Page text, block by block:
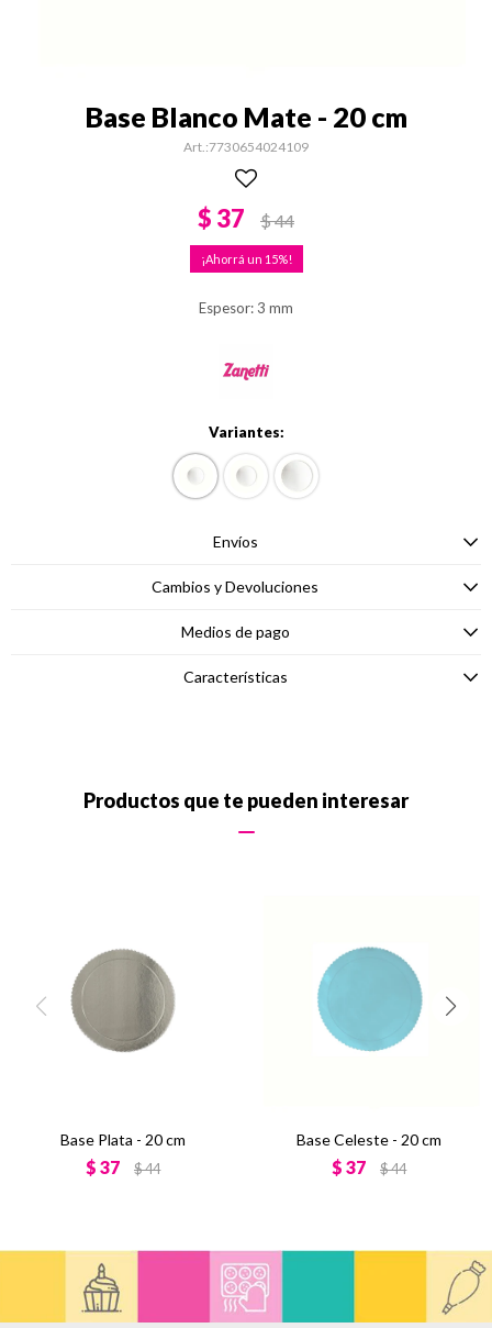
Base Blanco Mate - 20 cm
7730654024109
$ 37 $44
15
Espesor: 3 mm
Variantes:
Envíos
Cambios y Devoluciones
Medios de pago
Características
Productos que te pueden interesar
Base Plata - 20 cm
$ 37 $44
Base Celeste - 20 cm
$ 37 $44